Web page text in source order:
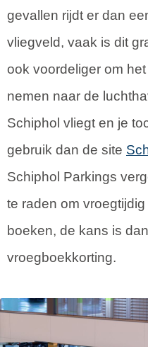
gevallen rijdt er dan
vliegveld, vaak is dit
ook voordeliger om
nemen naar de
Schiphol vliegt en je
gebruik dan de site
Schiphol Parkings
te raden om
boeken, de kans is
vroegboekkorting.